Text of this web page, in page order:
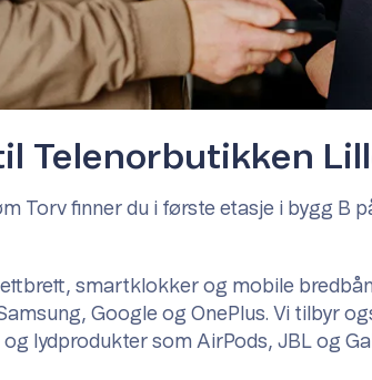
Telenorbutikken
Torv finner du i første etasje i bygg B
smartklokker og mobile
Google og OnePlus. Vi tilbyr
lydprodukter som AirPods, JBL og